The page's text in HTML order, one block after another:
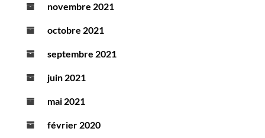
novembre 2021
octobre 2021
septembre 2021
juin 2021
mai 2021
février 2020